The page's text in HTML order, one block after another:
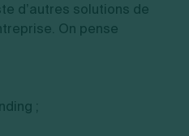
d’autres solutions de
On pense
;